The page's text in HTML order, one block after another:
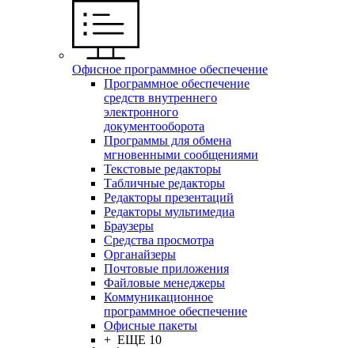
Офисное программное обеспечение
Программное обеспечение
средств внутреннего
электронного
документооборота
Программы для обмена
мгновенными сообщениями
Текстовые редакторы
Табличные редакторы
Редакторы презентаций
Редакторы мультимедиа
Браузеры
Средства просмотра
Органайзеры
Почтовые приложения
Файловые менеджеры
Коммуникационное
программное обеспечение
Офисные пакеты
+ ЕЩЕ 10